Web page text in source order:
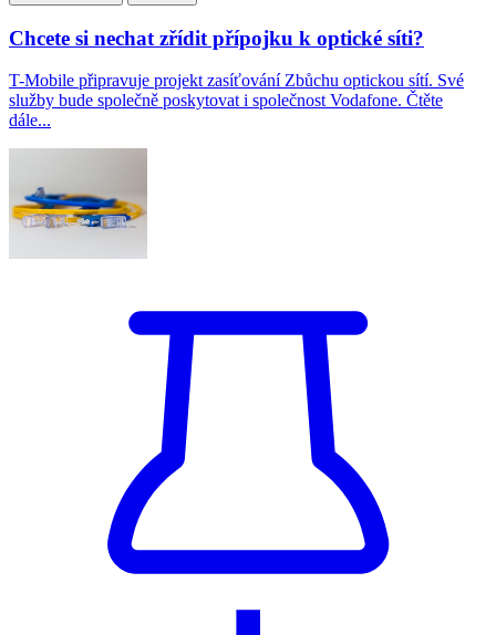
Chcete si nechat zřídit přípojku k optické síti?
T-Mobile připravuje projekt zasíťování Zbůchu optickou sítí. Své
služby bude společně poskytovat i společnost Vodafone. Čtěte
dále...